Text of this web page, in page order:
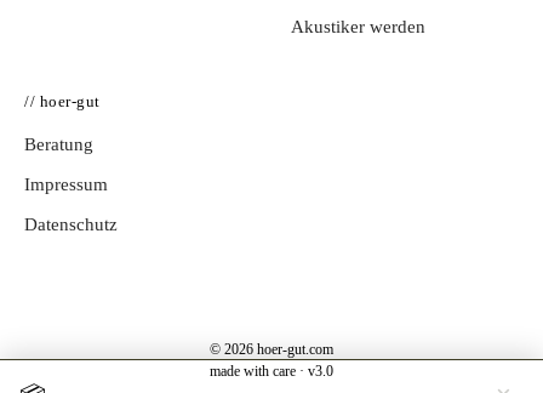
Akustiker werden
// hoer-gut
Beratung
Impressum
Datenschutz
© 2026 hoer-gut.com
made with care · v3.0